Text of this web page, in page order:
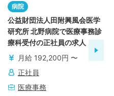
病院
公益財団法人田附興風会医学
研究所 北野病院で医療事務診
療科受付の正社員の求人
月給 192,200円 〜
正社員
医療事務